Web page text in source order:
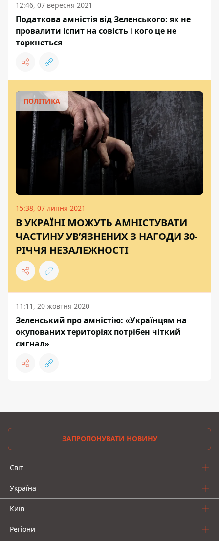
12:46, 07 вересня 2021
Податкова амністія від Зеленського: як не
провалити іспит на совість і кого це не
торкнеться
ПОЛІТИКА
15:38, 07 липня 2021
В УКРАЇНІ МОЖУТЬ АМНІСТУВАТИ
ЧАСТИНУ УВ’ЯЗНЕНИХ З НАГОДИ 30-
РІЧЧЯ НЕЗАЛЕЖНОСТІ
11:11, 20 жовтня 2020
Зеленський про амністію: «Українцям на
окупованих територіях потрібен чіткий
сигнал»
ЗАПРОПОНУВАТИ НОВИНУ
Світ
Україна
Київ
Регіони